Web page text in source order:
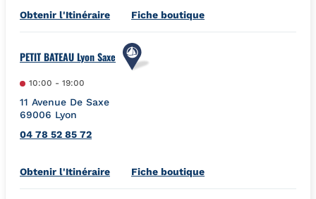
Obtenir l'ItinéraireLink Opens in New Tab
Fiche boutique
PETIT BATEAU Lyon Saxe
10:00 - 19:00
11 Avenue De Saxe
69006 Lyon
04 78 52 85 72
Obtenir l'ItinéraireLink Opens in New Tab
Fiche boutique